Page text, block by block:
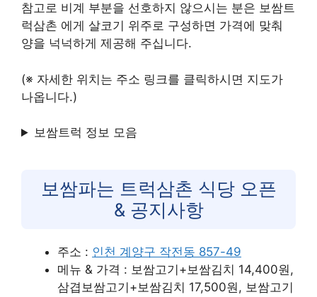
참고로 비계 부분을 선호하지 않으시는 분은 보쌈트
럭삼촌 에게 살코기 위주로 구성하면 가격에 맞춰
양을 넉넉하게 제공해 주십니다.
(※ 자세한 위치는 주소 링크를 클릭하시면 지도가
나옵니다.)
보쌈트럭 정보 모음
보쌈파는 트럭삼촌 식당 오픈
& 공지사항
주소 : 인천 계양구 작전동 857-49
메뉴 & 가격 : 보쌈고기+보쌈김치 14,400원,
삼겹보쌈고기+보쌈김치 17,500원, 보쌈고기